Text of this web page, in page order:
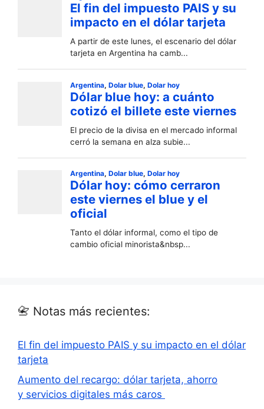
📇 Notas más recientes:
El fin del impuesto PAIS y su impacto en el dólar
tarjeta
Aumento del recargo: dólar tarjeta, ahorro
y servicios digitales más caros